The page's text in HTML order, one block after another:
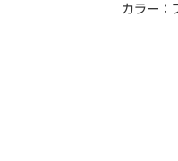
※こちら
カラー：